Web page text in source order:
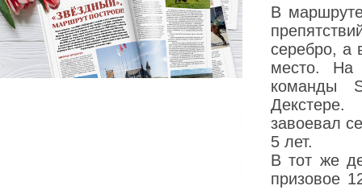
В
серебро, а
место. На
команды
завоевал
5 лет.
В тот же
призовое